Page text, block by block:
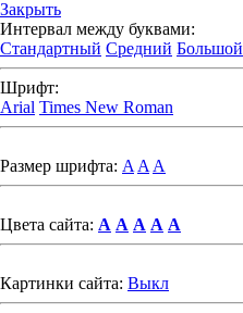
Закрыть
Интервал между буквами:
Стандартный Средний Большой
Шрифт:
Arial Times New Roman
Размер шрифта: A A A
Цвета сайта: A A A A A
Картинки сайта: Выкл